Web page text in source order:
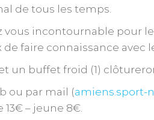
de tous les temps.
vous incontournable pour
de faire connaissance avec
un buffet froid (1)
ou par mail (amiens.sport-
13€ – jeune 8€.